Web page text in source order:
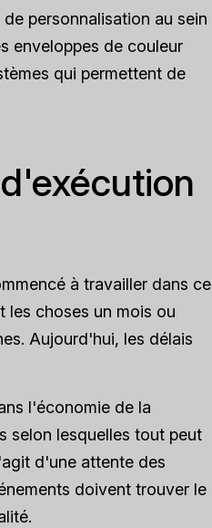
personnalisation au sein
enveloppes de couleur
qui permettent de
à travailler dans ce
les choses un mois ou
Aujourd'hui, les délais
l'économie de la
selon lesquelles tout peut
d'une attente des
doivent trouver le